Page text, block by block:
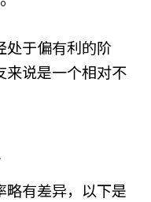
处于偏有利的阶
来说是一个相对不
略有差异，以下是